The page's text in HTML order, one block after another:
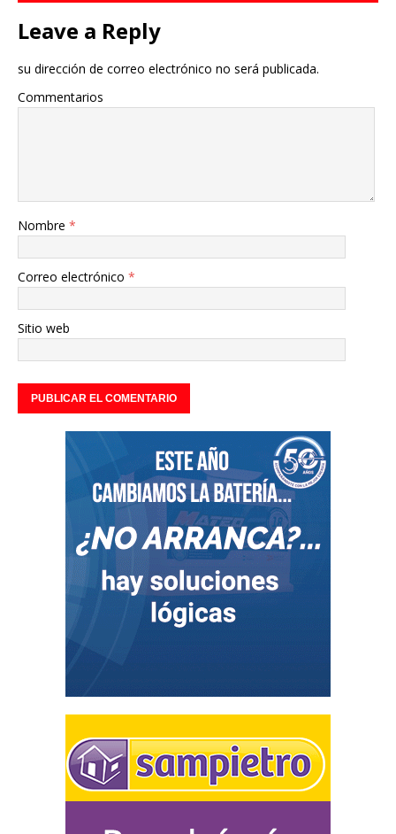
Leave a Reply
su dirección de correo electrónico no será publicada.
Commentarios
Nombre *
Correo electrónico *
Sitio web